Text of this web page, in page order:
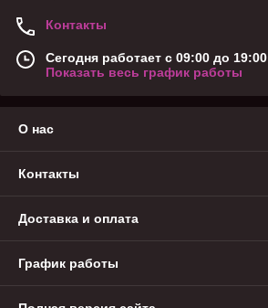
Контакты
Сегодня работает с 09:00 до 19:00
Показать весь график работы
О нас
Контакты
Доставка и оплата
График работы